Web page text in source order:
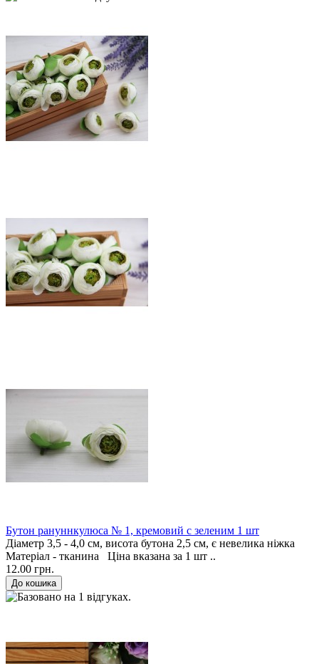
Бутон рануннкулюса № 1, кремовий с зеленим 1 шт
Діаметр 3,5 - 4,0 см, висота бутона 2,5 см, є невелика ніжка
Матеріал - тканина Ціна вказана за 1 шт ..
12.00 грн.